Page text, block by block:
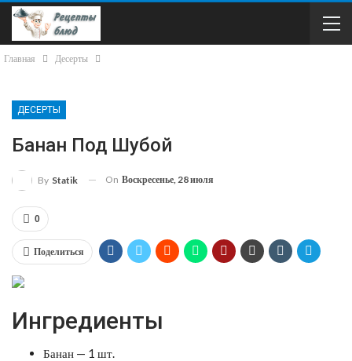
Главная Десерты
ДЕСЕРТЫ
Банан Под Шубой
By Statik On Воскресенье, 28 июля
0
Поделиться
Ингредиенты
Банан — 1 шт.